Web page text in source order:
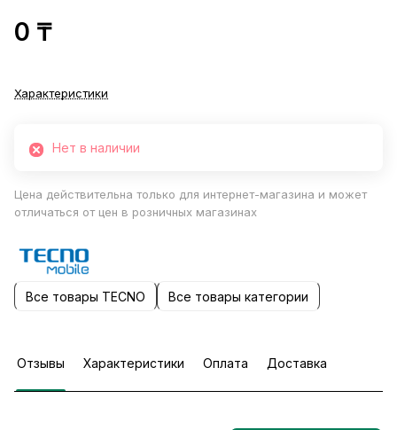
0 ₸
Характеристики
Нет в наличии
Цена действительна только для интернет-магазина и может
отличаться от цен в розничных магазинах
Все товары TECNO Все товары категории
Отзывы Характеристики Оплата Доставка